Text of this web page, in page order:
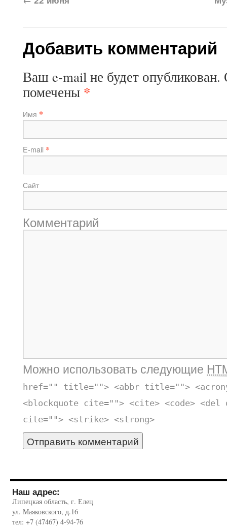
Добавить комментарий
Ваш e-mail не будет опубликован.
помечены *
Имя *
E-mail *
Сайт
Комментарий
Можно использовать следующие
href="" title=""> <abbr title="">
<blockquote cite=""> <cite> <code> <del
cite=""> <strike> <strong>
Наш адрес:
Липецкая область, г. Елец
ул. Маяковского, д.16
тел: +7 (47467) 4-94-76